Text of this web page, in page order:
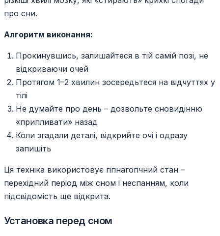
про сни.
Алгоритм виконання:
Прокинувшись, залишайтеся в тій самій позі, не
відкриваючи очей
Протягом 1–2 хвилин зосередьтеся на відчуттях у
тілі
Не думайте про день – дозвольте сновидінню
«припливати» назад
Коли згадали деталі, відкрийте очі і одразу
запишіть
Ця техніка використовує гіпнагогічний стан –
перехідний період між сном і неспанням, коли
підсвідомість ще відкрита.
Установка перед сном